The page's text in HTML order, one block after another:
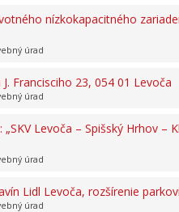
nízkokapacitného
úrad
Francisciho 23, 054 01 Levoča
úrad
Levoča – Spišský Hrhov –
úrad
Lidl Levoča, rozšírenie
úrad